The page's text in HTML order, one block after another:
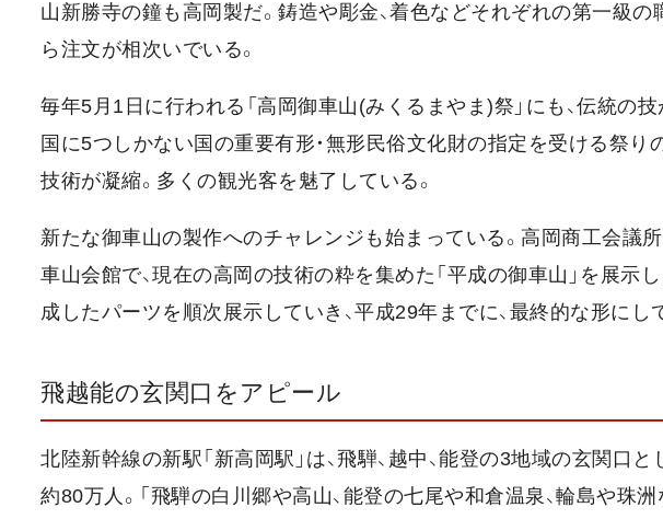
山新勝寺の鐘も高岡製だ。鋳造や彫金、着色などそれぞれの第一級の
ら注文が相次いでいる。
毎年5月1日に行われる「高岡御車山(みくるまやま)祭」にも、伝統の
国に5つしかない国の重要有形・無形民俗文化財の指定を受ける祭り
技術が凝縮。多くの観光客を魅了している。
新たな御車山の製作へのチャレンジも始まっている。高岡商工会議
車山会館で、現在の高岡の技術の粋を集めた「平成の御車山」を展示
成したパーツを順次展示していき、平成29年までに、最終的な形にし
飛越能の玄関口をアピール
北陸新幹線の新駅「新高岡駅」は、飛騨、越中、能登の3地域の玄関口
約80万人。「飛騨の白川郷や高山、能登の七尾や和倉温泉、輪島や珠